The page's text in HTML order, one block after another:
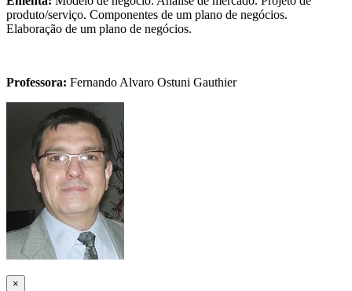
produto/serviço. Componentes de um plano de negócios.
Elaboração de um plano de negócios.
Professora: Fernando Alvaro Ostuni Gauthier
×